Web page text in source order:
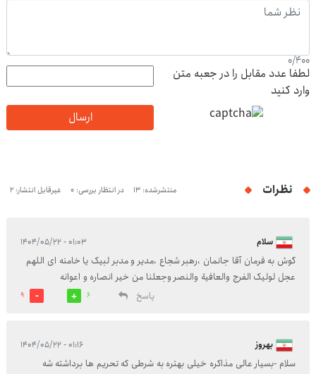
0/400
لطفا عدد مقابل را در جعبه متن
وارد کنید
ارسال
نظرات منتشرشده: 13 در انتظار بررسی: 0 غیرقابل انتشار: 2
سلام ۰۱:۰۳ - ۱۴۰۴/۰۵/۲۲
گوش به فرمان آقا جانمان ،رهبر شجاع ،مدیر و مدبر لبیک یا خامنه ای اللهم
عجل لولیک الفرج والعافیة والنصر وجعلنا من خیر انصاره و اعوانه
پاسخ
6
9
بهروز ۰۱:۱۶ - ۱۴۰۴/۰۵/۲۲
سلام -بسیار عالی مذاکره خیلی بهتره به شرطی که تحریم ها برداشته شه